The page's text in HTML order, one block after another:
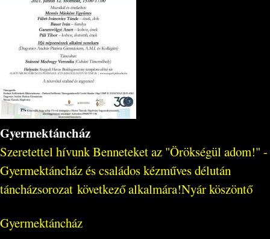
Gyermektáncház
Szeretettel hívunk Benneteket az "Örökségül adom!" -
Gyermektáncház és családos kézműves délután
táncházsorozat következő alkalmára!Nyár köszöntő
Gyermektáncház